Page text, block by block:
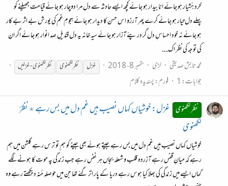
خرد ہُشیار ہو جائے انا بیدار ہو جائے کچھ ایسے حادثہ سے دل مرا دوچار ہو جائے قیامت جھیلنے کو
پہلے دل تیار ہو جائے کرے پھر آرزو اس حسن کا دیدار ہو جائے ہجومِ غم کی یورش بے اثر بے کار
ہو جائے نہ خود احساسِ دل گر در پئے آزار ہو جائے سیہ خانہ یہ دل قندیلِ صد انوار ہو جائے اگر ان
کی توجہ کی نظر اک...
محمد تابش صدیقی
لڑی ستمبر 8، 2018 غزل نظرلکھنوی نظرلکھنوی-غزلیں
جوابات: 1 فورم:پسندیدہ کلام
نظر لکھنوی غزل: خوشیاں کہاں نصیب ہیں غم دل میں بس رہے ٭ نظرؔ
لکھنوی
خوشیاں کہاں نصیب ہیں غم دل میں بس رہے جیتے ہوئے بھی جینے کو ہم تو ترس رہے گلشن میں ہم
رہے کہ میانِ قفس رہے آزردہ قلب و شعلہ بجاں ہر نفس رہے جب زندگی پہ موت کا ہونے لگے
گماں ایسے میں زندگی کی بھلا کیا ہوس رہے دریا کے پار اتر گئے تھا جن میں حوصلہ مُنہ دیکھتے رہے وہ